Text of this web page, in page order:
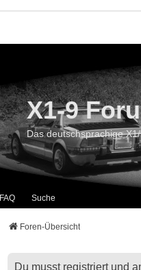
FAQ Suche
X1-9
Das deutschsprachige
Foren-Übersicht
Du musst registriert und